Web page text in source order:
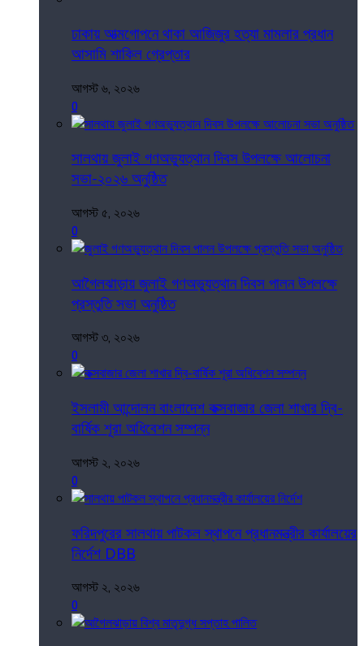
ঢাকায় আত্মগোপনে থাকা আজিজুর হত্যা মামলার প্রধান
আসামি শাকিল গ্রেপ্তার
আগস্ট ৬, ২০২৬
0
সালথায় জুলাই গণঅভ্যুত্থান দিবস উপলক্ষে আলোচনা
সভা-২০২৬ অনুষ্ঠিত
আগস্ট ৫, ২০২৬
0
আগৈলঝাড়ায় জুলাই গণঅভ্যুত্থান দিবস পালন উপলক্ষে
প্রস্তুতি সভা অনুষ্ঠিত
আগস্ট ৩, ২০২৬
0
ইসলামী আন্দোলন বাংলাদেশ কক্সবাজার জেলা শাখার দ্বি-
বার্ষিক শূরা অধিবেশন সম্পন্ন
আগস্ট ২, ২০২৬
0
ফরিদপুরের সালথায় পাটকল স্থাপনে প্রধানমন্ত্রীর কার্যালয়ের
নির্দেশ DBB
আগস্ট ২, ২০২৬
0